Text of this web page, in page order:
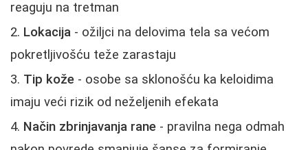
reaguju na tretman
Lokacija - ožiljci na delovima tela sa većom
pokretljivošću teže zarastaju
Tip kože - osobe sa sklonošću ka keloidima
imaju veći rizik od neželjenih efekata
Način zbrinjavanja rane - pravilna nega odmah